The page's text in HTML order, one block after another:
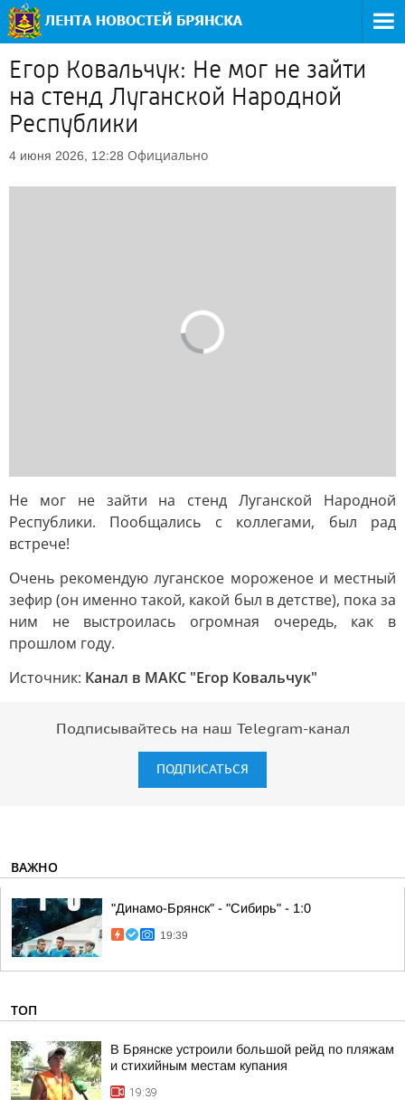
Егор Ковальчук: Не мог не зайти
на стенд Луганской Народной
Республики
4 июня 2026, 12:28 Официально
Не мог не зайти на стенд Луганской Народной
Республики. Пообщались с коллегами, был рад
встрече!
Очень рекомендую луганское мороженое и местный
зефир (он именно такой, какой был в детстве), пока за
ним не выстроилась огромная очередь, как в
прошлом году.
Источник: Канал в МАКС "Егор Ковальчук"
Подписывайтесь на наш Telegram-канал
ПОДПИСАТЬСЯ
ВАЖНО
"Динамо-Брянск" - "Сибирь" - 1:0
19:39
ТОП
В Брянске устроили большой рейд по пляжам
и стихийным местам купания
19:39